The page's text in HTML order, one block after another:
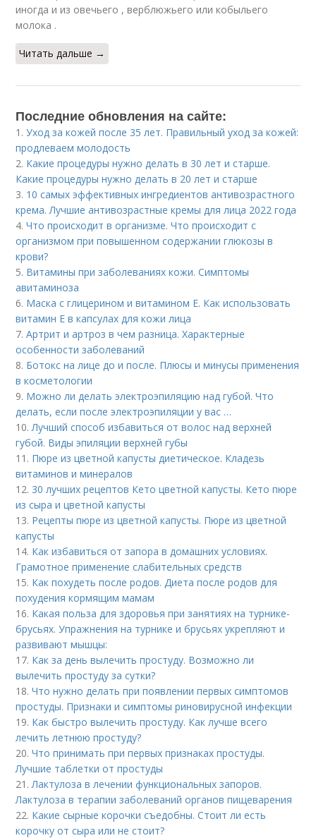
иногда и из овечьего , верблюжьего или кобыльего
молока .
Читать дальше →
Последние обновления на сайте:
1.Уход за кожей после 35 лет. Правильный уход за кожей:
продлеваем молодость
2. Какие процедуры нужно делать в 30 лет и старше.
Какие процедуры нужно делать в 20 лет и старше
3. 10 самых эффективных ингредиентов антивозрастного
крема. Лучшие антивозрастные кремы для лица 2022 года
4.Что происходит в организме. Что происходит с
организмом при повышенном содержании глюкозы в
крови?
5. Витамины при заболеваниях кожи. Симптомы
авитаминоза
6. Маска с глицерином и витамином Е. Как использовать
витамин E в капсулах для кожи лица
7.Артрит и артроз в чем разница. Характерные
особенности заболеваний
8. Ботокс на лице до и после. Плюсы и минусы применения
в косметологии
9. Можно ли делать электроэпиляцию над губой. Что
делать, если после электроэпиляции у вас …
10. Лучший способ избавиться от волос над верхней
губой. Виды эпиляции верхней губы
11. Пюре из цветной капусты диетическое. Кладезь
витаминов и минералов
12. 30 лучших рецептов Кето цветной капусты. Кето пюре
из сыра и цветной капусты
13. Рецепты пюре из цветной капусты. Пюре из цветной
капусты
14. Как избавиться от запора в домашних условиях.
Грамотное применение слабительных средств
15. Как похудеть после родов. Диета после родов для
похудения кормящим мамам
16. Какая польза для здоровья при занятиях на турнике-
брусьях. Упражнения на турнике и брусьях укрепляют и
развивают мышцы:
17. Как за день вылечить простуду. Возможно ли
вылечить простуду за сутки?
18.Что нужно делать при появлении первых симптомов
простуды. Признаки и симптомы риновирусной инфекции
19. Как быстро вылечить простуду. Как лучше всего
лечить летнюю простуду?
20.Что принимать при первых признаках простуды.
Лучшие таблетки от простуды
21. Лактулоза в лечении функциональных запоров.
Лактулоза в терапии заболеваний органов пищеварения
22. Какие сырные корочки съедобны. Стоит ли есть
корочку от сыра или не стоит?